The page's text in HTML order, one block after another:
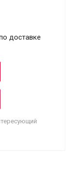
доставке